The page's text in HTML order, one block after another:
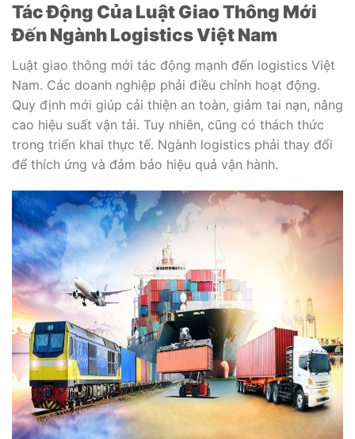
Tác Động Của Luật Giao Thông Mới
Đến Ngành Logistics Việt Nam
Luật giao thông mới tác động mạnh đến logistics Việt
Nam. Các doanh nghiệp phải điều chỉnh hoạt động.
Quy định mới giúp cải thiện an toàn, giảm tai nạn, nâng
cao hiệu suất vận tải. Tuy nhiên, cũng có thách thức
trong triển khai thực tế. Ngành logistics phải thay đổi
để thích ứng và đảm bảo hiệu quả vận hành.